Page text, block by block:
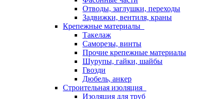
Отводы, заглушки, переходы
Задвижки, вентиля, краны
Крепежные материалы
Такелаж
Саморезы, винты
Прочие крепежные материалы
Шурупы, гайки, шайбы
Гвозди
Дюбель, анкер
Строительная изоляция
Изоляция для труб